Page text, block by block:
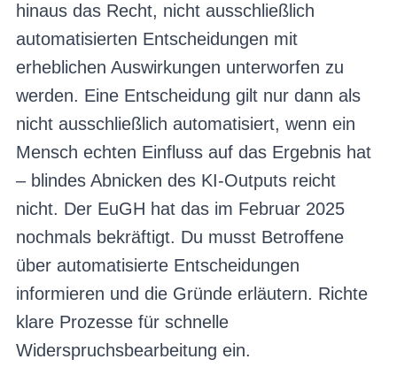
hinaus das Recht, nicht ausschließlich
automatisierten Entscheidungen mit
erheblichen Auswirkungen unterworfen zu
werden. Eine Entscheidung gilt nur dann als
nicht ausschließlich automatisiert, wenn ein
Mensch echten Einfluss auf das Ergebnis hat
– blindes Abnicken des KI-Outputs reicht
nicht. Der EuGH hat das im Februar 2025
nochmals bekräftigt. Du musst Betroffene
über automatisierte Entscheidungen
informieren und die Gründe erläutern. Richte
klare Prozesse für schnelle
Widerspruchsbearbeitung ein.